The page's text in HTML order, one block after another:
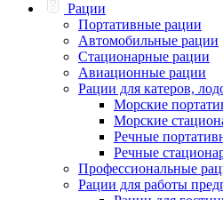
Рации
Портативные рации
Автомобильные рации
Стационарные рации
Авиационные рации
Рации для катеров,
Морские
Морские
Речные
Речные
Профессиональные
Рации для работы